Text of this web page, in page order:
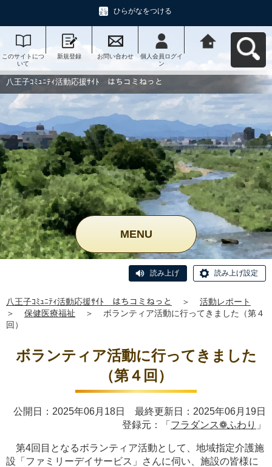
ひらがなをつける
このサイトにつ
いて
新規登録 お問い合わせ
個人会員ログイ
ン
動応援ｻｲﾄ はち
コミねっとへ戻
八王子ｺﾐｭﾆﾃｨ活動応援ｻｲﾄ はちコミねっと
MENU
読み上げ 読み上げ設定
八王子ｺﾐｭﾆﾃｨ活動応援ｻｲﾄ はちコミねっと ＞
活動レポート
＞
保健医療福祉 ＞
ボランティア活動に行ってきました（第４
回）
ボランティア活動に行ってきました
（第４回）
公開日：2025年06月18日 最終更新日：2025年06月19日
登録元：「 フラダンス❁ふわり 」
第4回目となるボランティア活動として、地域指定介護施
設「ファミリーデイサービス」さんに伺い、施設の皆様に